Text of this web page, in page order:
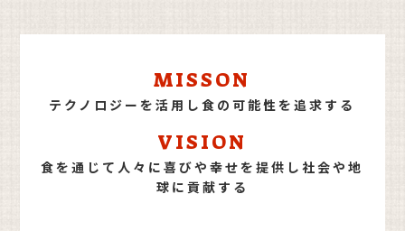
MISSON
テクノロジーを活用し食の可能性を追求する
VISION
食を通じて人々に喜びや幸せを提供し社会や地
球に貢献する